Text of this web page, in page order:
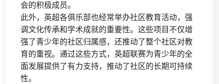
会的积极成员。
此外，英超各俱乐部也经常举办社区教育活动，强
调文化传承和学术成就的重要性。这些项目不仅增
强了青少年的社区归属感，还推动了整个社区对教
育的重视。通过这些方式，英超联赛为青少年的全
面发展提供了有力支持，推动了社区的长期可持续
性。